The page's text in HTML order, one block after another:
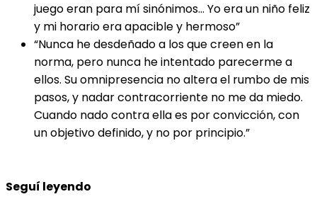
juego eran para mí sinónimos… Yo era un niño feliz
y mi horario era apacible y hermoso”
“Nunca he desdeñado a los que creen en la
norma, pero nunca he intentado parecerme a
ellos. Su omnipresencia no altera el rumbo de mis
pasos, y nadar contracorriente no me da miedo.
Cuando nado contra ella es por convicción, con
un objetivo definido, y no por principio.”
Seguí leyendo